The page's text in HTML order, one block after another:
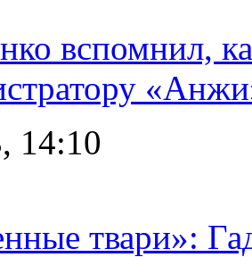
вспомнил,
14:10
твари»: